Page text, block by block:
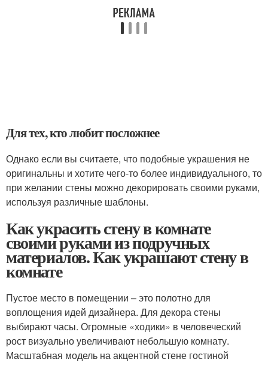
Для тех, кто любит посложнее
Однако если вы считаете, что подобные украшения не
оригинальны и хотите чего-то более индивидуального, то
при желании стены можно декорировать своими руками,
используя различные шаблоны.
Как украсить стену в комнате
своими руками из подручных
материалов. Как украшают стену в
комнате
Пустое место в помещении – это полотно для
воплощения идей дизайнера. Для декора стены
выбирают часы. Огромные «ходики» в человеческий
рост визуально увеличивают небольшую комнату.
Масштабная модель на акцентной стене гостиной